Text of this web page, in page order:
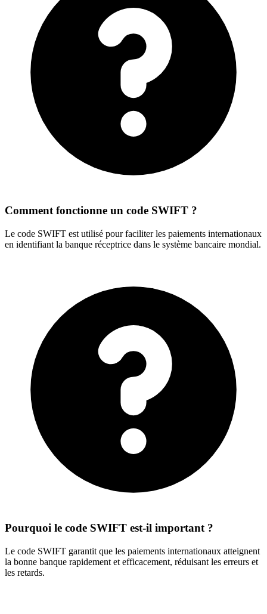
Comment fonctionne un code SWIFT ?
Le code SWIFT est utilisé pour faciliter les paiements internationaux
en identifiant la banque réceptrice dans le système bancaire mondial.
Pourquoi le code SWIFT est-il important ?
Le code SWIFT garantit que les paiements internationaux atteignent
la bonne banque rapidement et efficacement, réduisant les erreurs et
les retards.